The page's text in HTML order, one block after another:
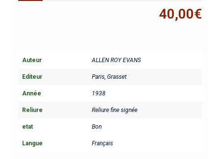
40,00€
Auteur ALLEN ROY EVANS
Editeur Paris, Grasset
Année 1938
Reliure Reliure fine signée
etat Bon
Langue Français